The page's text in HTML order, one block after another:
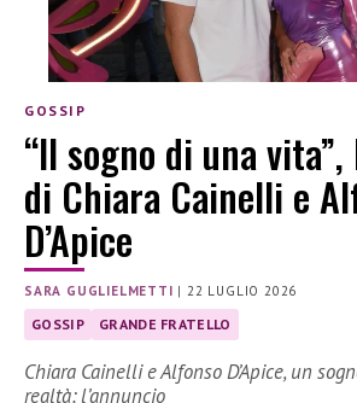
GOSSIP
“Il sogno di una vita”,
di Chiara Cainelli e
D’Apice
SARA GUGLIELMETTI | 22 LUGLIO 2026
GOSSIP GRANDE FRATELLO
Chiara Cainelli e Alfonso D’Apice, un
realtà: l’annuncio